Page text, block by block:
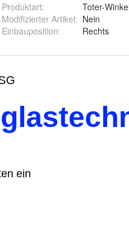
Produktart:
Toter-
Modifizierter Artikel: Nein
Einbauposition: Rechts